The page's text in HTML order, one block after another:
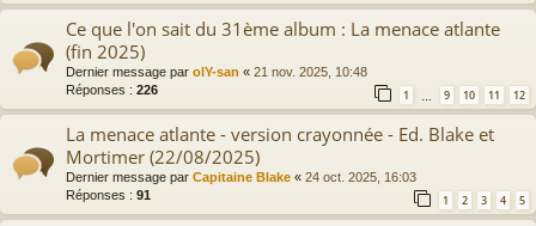
Ce que l'on sait du 31ème album : La menace atlante
(fin 2025)
Dernier message par olY-san « 21 nov. 2025, 10:48
Réponses : 226 1 9 10 11 12
La menace atlante - version crayonnée - Ed. Blake et
Mortimer (22/08/2025)
Dernier message par Capitaine Blake « 24 oct. 2025, 16:03
Réponses : 91 1 2 3 4 5